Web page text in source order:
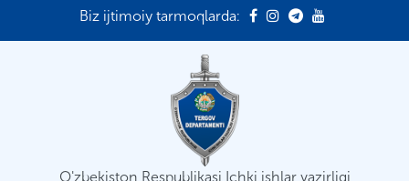
Biz ijtimoiy tarmoqlarda:
O'zbekiston Respublikasi Ichki ishlar vazirligi